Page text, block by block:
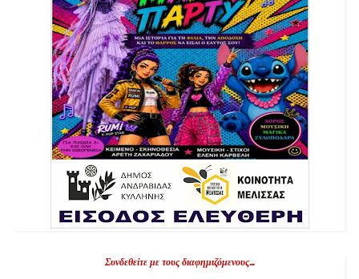
Συνδεθείτε με τους διαφημιζόμενους...